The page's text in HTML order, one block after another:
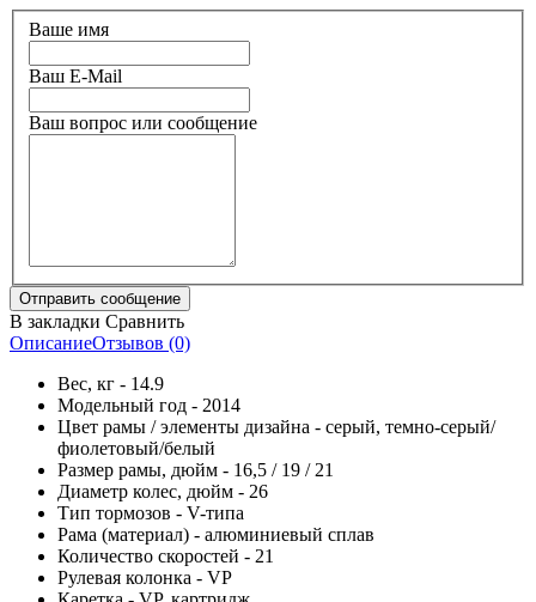
Ваше имя
Ваш E-Mail
Ваш вопрос или сообщение
В закладки Сравнить
ОписаниеОтзывов (0)
Вес, кг - 14.9
Модельный год - 2014
Цвет рамы / элементы дизайна - серый, темно-серый/
фиолетовый/белый
Размер рамы, дюйм - 16,5 / 19 / 21
Диаметр колес, дюйм - 26
Тип тормозов - V-типа
Рама (материал) - алюминиевый сплав
Количество скоростей - 21
Рулевая колонка - VP